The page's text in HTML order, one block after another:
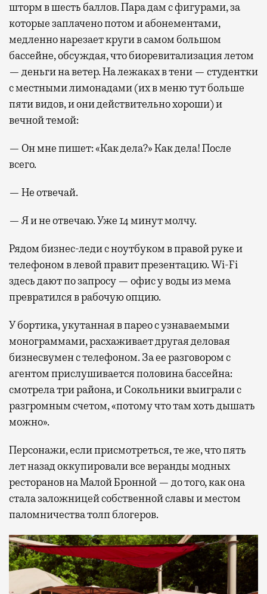
шторм в шесть баллов. Пара дам с фигурами, за
которые заплачено потом и абонементами,
медленно нарезает круги в самом большом
бассейне, обсуждая, что биоревитализация летом
— деньги на ветер. На лежаках в тени — студентки
с местными лимонадами (их в меню тут больше
пяти видов, и они действительно хороши) и
вечной темой:
— Он мне пишет: «Как дела?» Как дела! После
всего.
— Не отвечай.
— Я и не отвечаю. Уже 14 минут молчу.
Рядом бизнес-леди с ноутбуком в правой руке и
телефоном в левой правит презентацию. Wi-Fi
здесь дают по запросу — офис у воды из мема
превратился в рабочую опцию.
У бортика, укутанная в парео с узнаваемыми
монограммами, расхаживает другая деловая
бизнесвумен с телефоном. За ее разговором с
агентом прислушивается половина бассейна:
смотрела три района, и Сокольники выиграли с
разгромным счетом, «потому что там хоть дышать
можно».
Персонажи, если присмотреться, те же, что пять
лет назад оккупировали все веранды модных
ресторанов на Малой Бронной — до того, как она
стала заложницей собственной славы и местом
паломничества толп блогеров.